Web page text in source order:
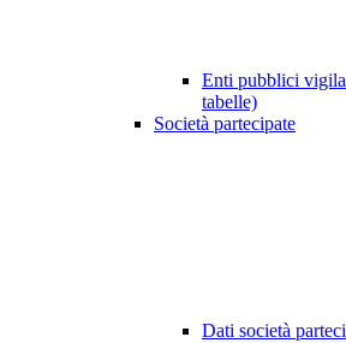
Enti pubblici
tabelle)
Società partecipate
Dati società